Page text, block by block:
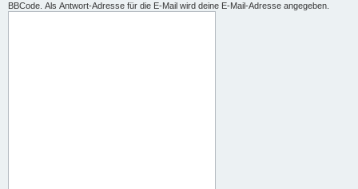
BBCode. Als Antwort-Adresse für die E-Mail wird deine E-Mail-Adresse angegeben.